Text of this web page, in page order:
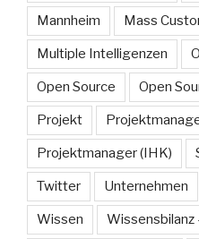
Mannheim Mass
Multiple Intelligenzen
Open Source Open
Projekt
Projektmanager (IHK)
Twitter Unternehmen
Wissen Wissensbilanz